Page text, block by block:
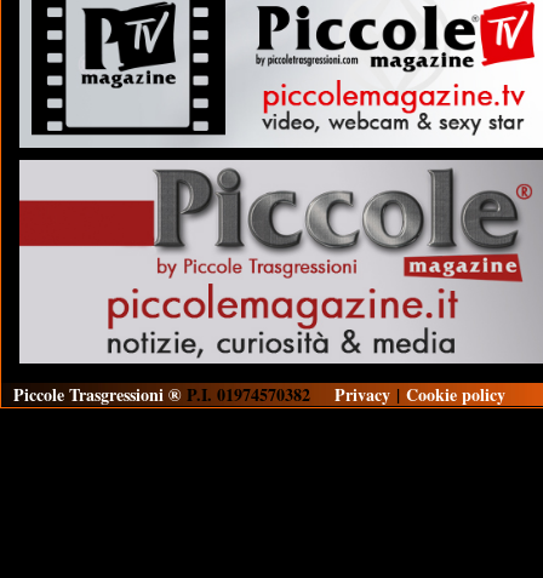
Piccole Trasgressioni ® P.I. 01974570382 Privacy | Cookie policy